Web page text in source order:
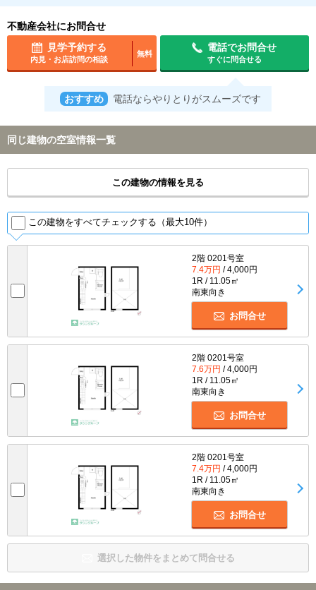
不動産会社にお問合せ
見学予約する
内見・お店訪問の相談
無料
電話でお問合せ
すぐに問合せる
おすすめ 電話ならやりとりがスムーズです
同じ建物の空室情報一覧
この建物の情報を見る
この建物をすべてチェックする（最大10件）
2階 0201号室
7.4万円 / 4,000円
1R / 11.05㎡
南東向き
お問合せ
2階 0201号室
7.6万円 / 4,000円
1R / 11.05㎡
南東向き
お問合せ
2階 0201号室
7.4万円 / 4,000円
1R / 11.05㎡
南東向き
お問合せ
選択した物件をまとめて問合せる